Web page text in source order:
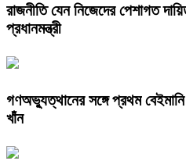
রাজনীতি যেন নিজেদের পেশাগত
প্রধানমন্ত্রী
গণঅভ্যুত্থানের সঙ্গে প্রথম
খাঁন